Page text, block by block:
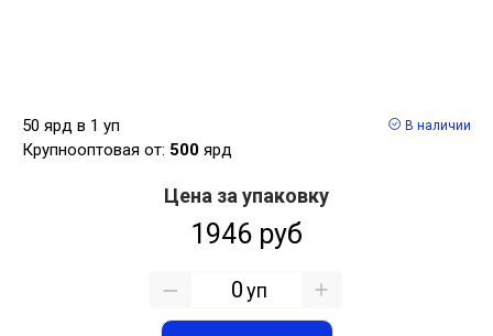
50 ярд в 1 уп
Крупнооптовая от: 500 ярд
В наличии
Цена за упаковку
1946 руб
уп